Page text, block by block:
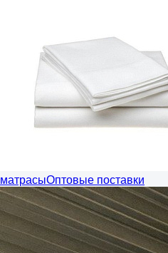
матрасыОптовые поставки